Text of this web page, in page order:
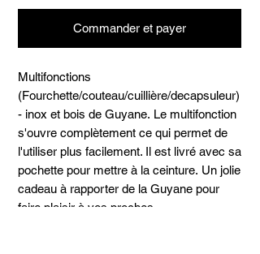
Commander et payer
Multifonctions
(Fourchette/couteau/cuillière/decapsuleur)
- inox et bois de Guyane. Le multifonction
s'ouvre complètement ce qui permet de
l'utiliser plus facilement. Il est livré avec sa
pochette pour mettre à la ceinture. Un jolie
cadeau à rapporter de la Guyane pour
faire plaisir à vos proches.